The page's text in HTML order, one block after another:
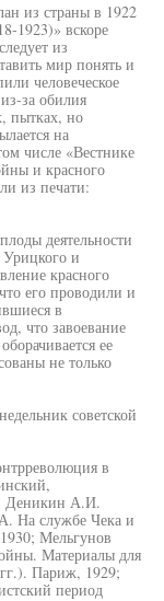
из страны в 1922
1923)» вскоре
из
мир понять и
человеческое
за обилия
пытках, но
на
числе «Вестнике
и красного
из печати:
деятельности
Урицкого и
красного
его проводили и
в
что завоевание
ее
не только
советской
в
Деникин А.И.
На службе Чека и
Мельгунов
Материалы для
Париж, 1929;
период